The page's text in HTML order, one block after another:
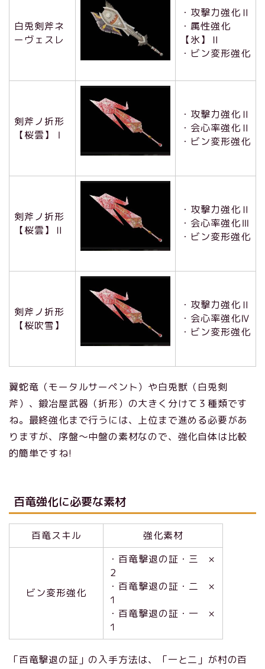
白兎剣斧ネ
ーヴェスレ
・攻撃力強化Ⅱ
・属性強化
【氷】Ⅱ
・ビン変形強化
剣斧ノ折形
【桜雲】Ⅰ
・攻撃力強化Ⅱ
・会心率強化Ⅱ
・ビン変形強化
剣斧ノ折形
【桜雲】Ⅱ
・攻撃力強化Ⅱ
・会心率強化Ⅲ
・ビン変形強化
剣斧ノ折形
【桜吹雪】
・攻撃力強化Ⅱ
・会心率強化Ⅳ
・ビン変形強化
翼蛇竜（モータルサーペント）や白兎獣（白兎剣
斧）、鍛冶屋武器（折形）の大きく分けて３種類です
ね。最終強化まで行うには、上位まで進める必要があ
りますが、序盤～中盤の素材なので、強化自体は比較
的簡単ですね!
百竜強化に必要な素材
百竜スキル 強化素材
ビン変形強化
・百竜撃退の証・三 ×
２
・百竜撃退の証・二 ×
１
・百竜撃退の証・一 ×
１
「百竜撃退の証」の入手方法は、「一と二」が村の百